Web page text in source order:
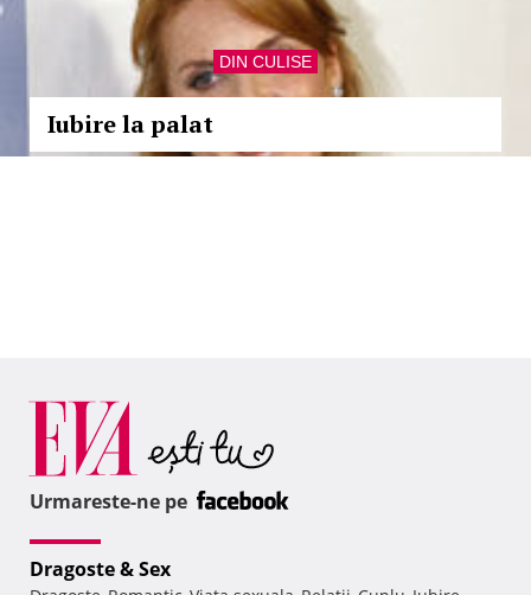
DIN CULISE
Iubire la palat
Urmareste-ne pe
Dragoste & Sex